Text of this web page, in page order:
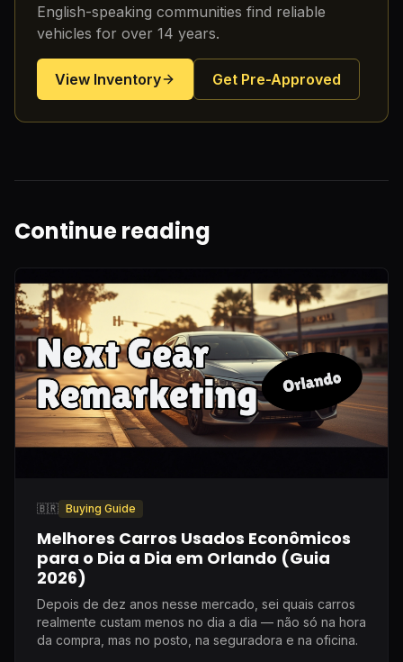
English-speaking communities find reliable
vehicles for over 14 years.
View Inventory Get Pre-Approved
Continue reading
🇧🇷 Buying Guide
Melhores Carros Usados Econômicos
para o Dia a Dia em Orlando (Guia
2026)
Depois de dez anos nesse mercado, sei quais carros
realmente custam menos no dia a dia — não só na hora
da compra, mas no posto, na seguradora e na oficina.